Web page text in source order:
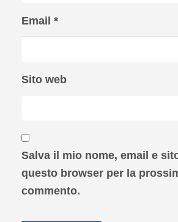
Email *
Sito web
Salva il mio nome, email e
questo browser per la
commento.